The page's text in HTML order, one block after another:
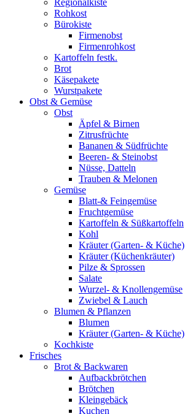
Regionalkiste
Rohkost
Bürokiste
Firmenobst
Firmenrohkost
Kartoffeln festk.
Brot
Käsepakete
Wurstpakete
Obst & Gemüse
Obst
Äpfel & Birnen
Zitrusfrüchte
Bananen & Südfrüchte
Beeren- & Steinobst
Nüsse, Datteln
Trauben & Melonen
Gemüse
Blatt-& Feingemüse
Fruchtgemüse
Kartoffeln & Süßkartoffeln
Kohl
Kräuter (Garten- & Küche)
Kräuter (Küchenkräuter)
Pilze & Sprossen
Salate
Wurzel- & Knollengemüse
Zwiebel & Lauch
Blumen & Pflanzen
Blumen
Kräuter (Garten- & Küche)
Kochkiste
Frisches
Brot & Backwaren
Aufbackbrötchen
Brötchen
Kleingebäck
Kuchen